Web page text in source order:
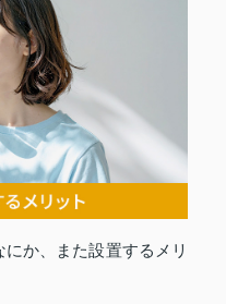
か、また設置するメリ